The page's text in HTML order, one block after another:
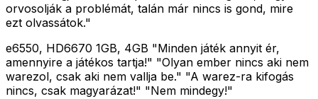
orvosolják a problémát, talán már nincs is gond, mire
ezt olvassátok."
e6550, HD6670 1GB, 4GB "Minden játék annyit ér,
amennyire a játékos tartja!" "Olyan ember nincs aki nem
warezol, csak aki nem vallja be." "A warez-ra kifogás
nincs, csak magyarázat!" "Nem mindegy!"